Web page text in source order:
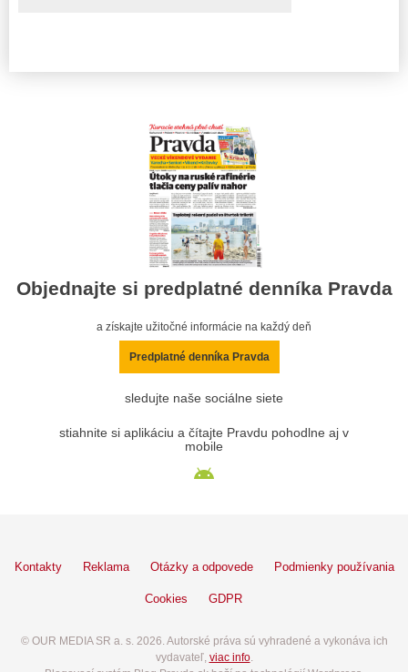
Objednajte si predplatné denníka Pravda
a získajte užitočné informácie na každý deň
Predplatné denníka Pravda
sledujte naše sociálne siete
stiahnite si aplikáciu a čítajte Pravdu pohodlne aj v
mobile
Kontakty Reklama Otázky a odpovede Podmienky používania
Cookies GDPR
© OUR MEDIA SR a. s. 2026. Autorské práva sú vyhradené a vykonáva ich
vydavateľ, viac info.